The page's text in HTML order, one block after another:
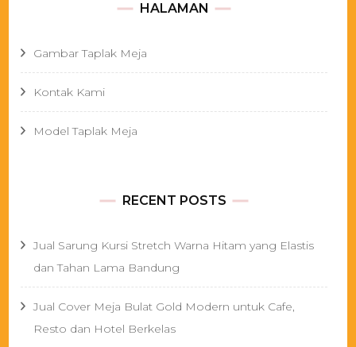
HALAMAN
Gambar Taplak Meja
Kontak Kami
Model Taplak Meja
RECENT POSTS
Jual Sarung Kursi Stretch Warna Hitam yang Elastis
dan Tahan Lama Bandung
Jual Cover Meja Bulat Gold Modern untuk Cafe,
Resto dan Hotel Berkelas